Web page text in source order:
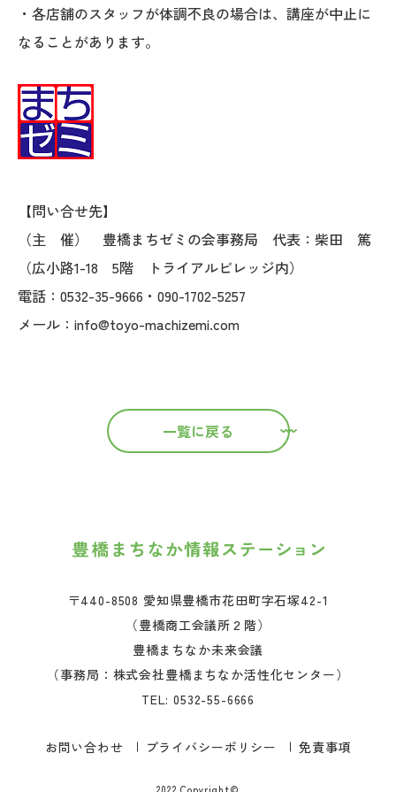
・各店舗のスタッフが体調不良の場合は、講座が中止に
なることがあります。
【問い合せ先】
（主 催） 豊橋まちゼミの会事務局 代表：柴田 篤
（広小路1-18 5階 トライアルビレッジ内）
電話：0532-35-9666・090-1702-5257
メール：info@toyo-machizemi.com
一覧に戻る
〒440-8508 愛知県豊橋市花田町字石塚42-1
（豊橋商工会議所２階）
豊橋まちなか未来会議
（事務局：株式会社豊橋まちなか活性化センター）
TEL:0532-55-6666
お問い合わせ プライバシーポリシー 免責事項